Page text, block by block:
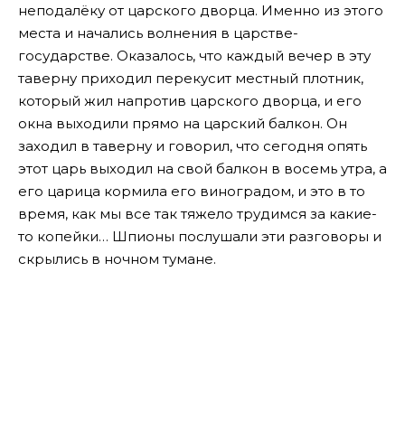
неподалёку от царского дворца. Именно из этого
места и начались волнения в царстве-
государстве. Оказалось, что каждый вечер в эту
таверну приходил перекусит местный плотник,
который жил напротив царского дворца, и его
окна выходили прямо на царский балкон. Он
заходил в таверну и говорил, что сегодня опять
этот царь выходил на свой балкон в восемь утра, а
его царица кормила его виноградом, и это в то
время, как мы все так тяжело трудимся за какие-
то копейки… Шпионы послушали эти разговоры и
скрылись в ночном тумане.